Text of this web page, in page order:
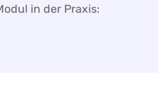
in der Praxis: